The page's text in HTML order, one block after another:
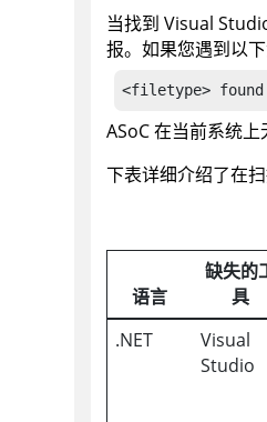
当找到 Visual
报。如果您遇到以下
<filetype>
ASoC在当前系统上
下表详细介绍了在
语言
缺失的
具
.NET
Visual
Studio